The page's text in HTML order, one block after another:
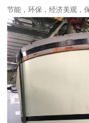
节能，环保，经济美观，